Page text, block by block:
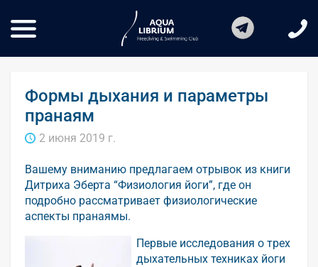
Формы дыхания и параметры
пранаям
2 июня 2019 г.
Вашему вниманию предлагаем отрывок из книги
Дитриха Эберта “Физиология йоги”, где он
подробно рассматривает физиологические
аспекты пранаямы.
Первые исследования о трех
дыхательных техниках йоги